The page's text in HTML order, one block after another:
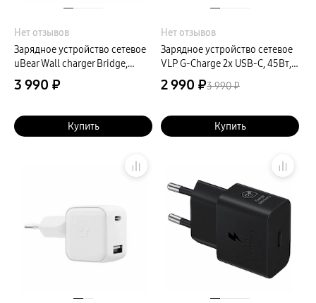
Нет отзывов
Зарядное устройство сетевое
uBear Wall charger Bridge,
45Вт, белый
3 990 ₽
Купить
Нет отзывов
Зарядное устройство сетевое
VLP G-Charge 2x USB-C, 45Вт,
белый
2 990 ₽3 990 ₽
Купить